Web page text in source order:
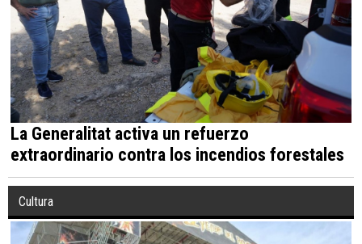
La Generalitat activa un refuerzo
extraordinario contra los incendios forestales
Cultura